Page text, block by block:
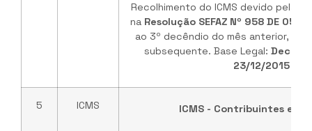
Recolhimento do ICMS devido pelas
na Resolução SEFAZ Nº 958 DE 05/
ao 3º decêndio do mês anterior, até
subsequente. Base Legal:
23/12/2015
5 ICMS ICMS - Contribuintes